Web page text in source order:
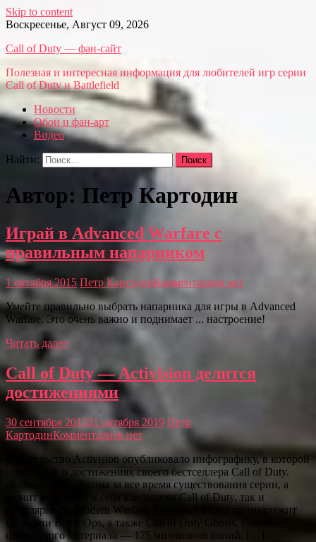
Skip to content
Воскресенье, Август 09, 2026
Call of Duty — фан-сайт
Полезная и интересная информация для любителей игр серии
Call of Duty и Battlefield
Новости
Обои и фан-арт
Видео
Найти:
Автор: Петр Картодин
Играй в Advanced Warfare с
правильным напарником
1 октября 2015 Петр КартодинКомментариев нет
Умейте правильно выбрать напарника для игры в Advanced
Warfare. Это очень важно и поднимает ... настроение!
Читать далее
Call of Duty — Activision делится
достижениями
30 сентября 201531 октября 2019 Петр
КартодинКомментариев нет
Издательство Activision опубликовало инфографику, в которой
отчиталось о достижениях своего бестселлера Call of Duty.
Достижения собраны за все время существования серии, а
значит включают в себя как успехи Call of Duty, так и
популярность Modern Warfare. Немалый вклад принадлежит
подсерии Black Ops, а также Call of Duty Ghosts. Главная
цифра этого материала — 175 миллионов копий. […]